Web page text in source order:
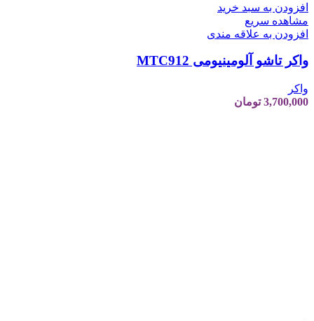
افزودن به سبد خرید
مشاهده سریع
افزودن به علاقه مندی
واکر تاشو آلومینیومی MTC912
واکر
3,700,000 تومان